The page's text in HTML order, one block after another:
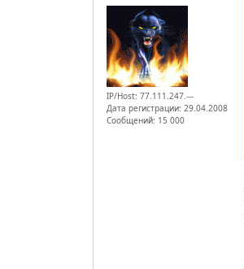
IP/Host: 77.111.247.---
Дата регистрации: 29.04.2008
Сообщений: 15 000